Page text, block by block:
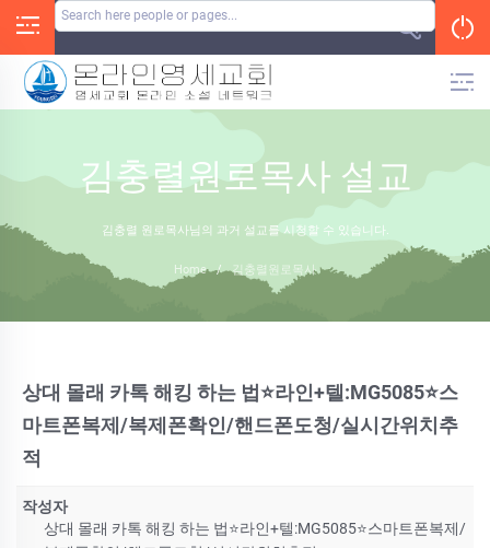
김충렬원로목사 설교
김충렬 원로목사님의 과거 설교를 시청할 수 있습니다.
Home / 김충렬원로목사
상대 몰래 카톡 해킹 하는 법⭐라인+텔:MG5085⭐스
마트폰복제/복제폰확인/핸드폰도청/실시간위치추
적
작성자
상대 몰래 카톡 해킹 하는 법⭐라인+텔:MG5085⭐스마트폰복제/